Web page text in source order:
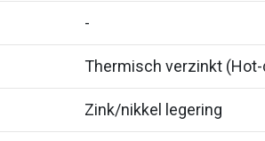
-
Thermisch verzinkt (Hot-
Zink/nikkel legering